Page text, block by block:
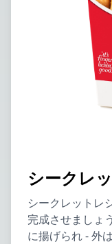
シークレ
シークレットレ
完成させましょ
に揚げられ - 外